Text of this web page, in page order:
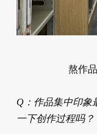
熬作
Q：作品集中印象
一下创作过程吗？